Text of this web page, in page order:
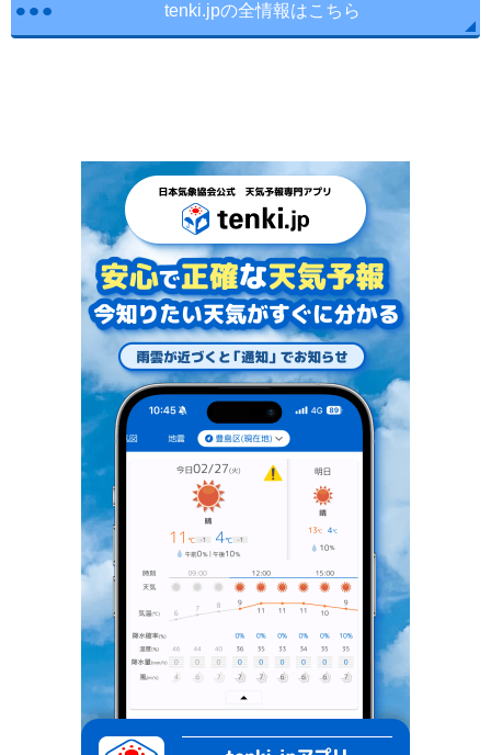
tenki.jpの全情報はこちら